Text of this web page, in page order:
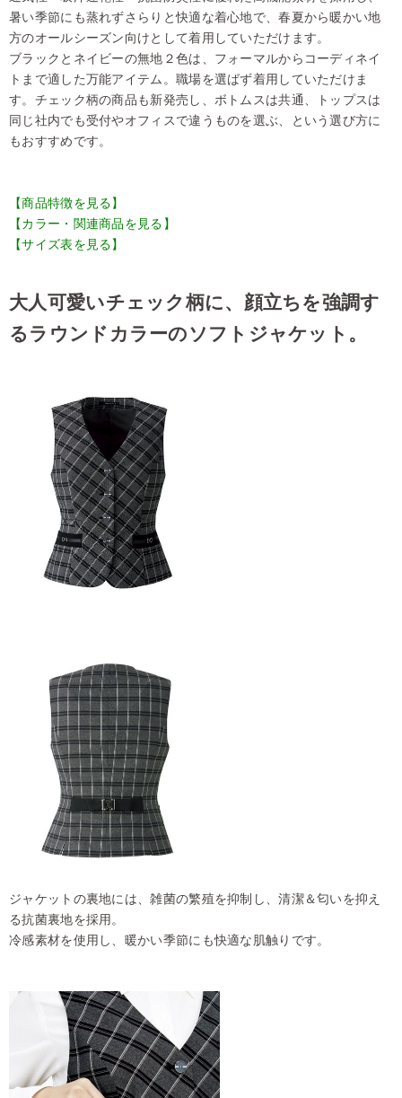
暑い季節にも蒸れずさらりと快適な着心地で、春夏から暖かい地
方のオールシーズン向けとして着用していただけます。
ブラックとネイビーの無地２色は、フォーマルからコーディネイ
トまで適した万能アイテム。職場を選ばず着用していただけま
す。チェック柄の商品も新発売し、ボトムスは共通、トップスは
同じ社内でも受付やオフィスで違うものを選ぶ、という選び方に
もおすすめです。
【商品特徴を見る】
【カラー・関連商品を見る】
【サイズ表を見る】
大人可愛いチェック柄に、顔立ちを強調す
るラウンドカラーのソフトジャケット。
ジャケットの裏地には、雑菌の繁殖を抑制し、清潔＆匂いを抑え
る抗菌裏地を採用。
冷感素材を使用し、暖かい季節にも快適な肌触りです。